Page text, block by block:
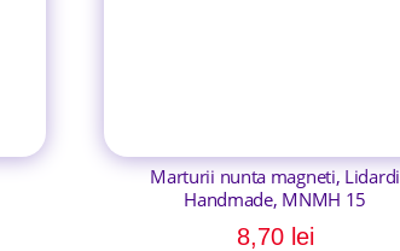
Marturii nunta magneti, Lidardi
Handmade, MNMH 15
8,70 lei